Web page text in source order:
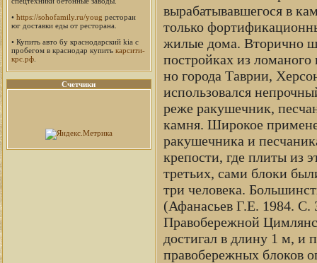
• https://sohofamily.ru/youg ресторан
юг доставки еды от ресторана.
• Купить авто бу краснодарский kia с
пробегом в краснодар купить карсити-
крс.рф.
Счетчики
вырабатывавшегося в
только
жилые дома. Вторично
постройках из
но города Таврии,
использовался
реже ракушечник,
камня. Широкое
ракушечника и
крепости, где плиты из
третьих, сами блоки
три человека.
(Афанасьев Г.Е. 1984. С.
Правобережной
достигал в длину 1 м, и
правобережных блоков